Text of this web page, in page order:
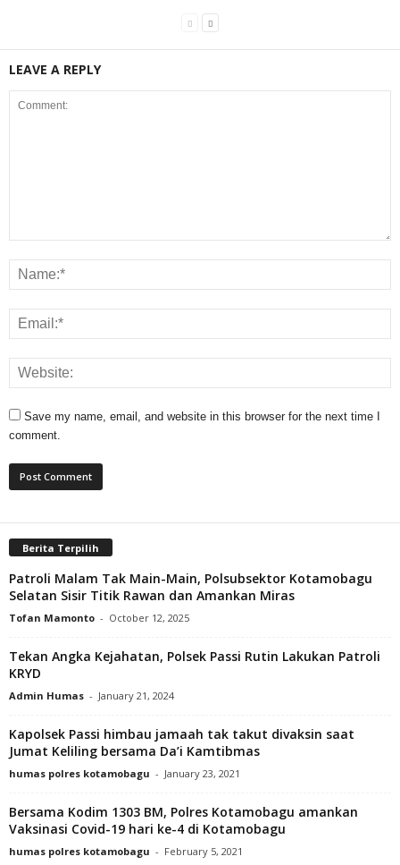
LEAVE A REPLY
Save my name, email, and website in this browser for the next time I
comment.
Berita Terpilih
Patroli Malam Tak Main-Main, Polsubsektor Kotamobagu
Selatan Sisir Titik Rawan dan Amankan Miras
Tofan Mamonto - October 12, 2025
Tekan Angka Kejahatan, Polsek Passi Rutin Lakukan Patroli
KRYD
Admin Humas - January 21, 2024
Kapolsek Passi himbau jamaah tak takut divaksin saat
Jumat Keliling bersama Da’i Kamtibmas
humas polres kotamobagu - January 23, 2021
Bersama Kodim 1303 BM, Polres Kotamobagu amankan
Vaksinasi Covid-19 hari ke-4 di Kotamobagu
humas polres kotamobagu - February 5, 2021